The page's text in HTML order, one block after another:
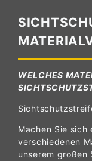
WELCHES
Machen Sie
verschiedenen
unserem